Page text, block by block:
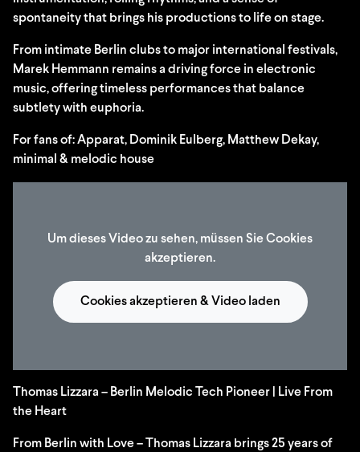
spontaneity that brings his productions to life on stage.
From intimate Berlin clubs to major international festivals,
Marek Hemmann remains a driving force in electronic
music, offering timeless performances that balance
subtlety with euphoria.
For fans of: Apparat, Dominik Eulberg, Matthew Dekay,
minimal & melodic house
Um dieses Video zu sehen, müssen Sie Cookies
akzeptieren.
Cookies akzeptieren & Video laden
Thomas Lizzara – Berlin Melodic Tech Pioneer | Live From
the Heart
From Berlin with Love – Thomas Lizzara brings 25 years of